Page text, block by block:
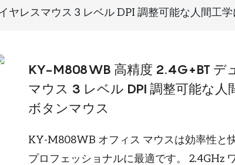
レスマウス 3 レベル DPI 調整可能な人間工
KY-M808WB 高精度 2.4G+BT デ
マウス 3 レベル DPI 調整可能な
ボタンマウス
KY-M808WB オフィス マウスは効率性と
プロフェッショナルに最適です。 2.4GHz